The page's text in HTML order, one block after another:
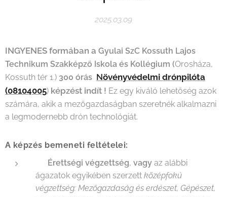
2025.03.09
INGYENES formában a Gyulai SzC Kossuth Lajos
Technikum Szakképző Iskola és Kollégium (Orosháza,
Kossuth tér 1.) 300 órás Növényvédelmi drónpilóta
(08104005) képzést indít ! Ez egy kiváló lehetőség azok
számára, akik a mezőgazdaságban szeretnék alkalmazni
a legmodernebb drón technológiát.
A képzés bemeneti feltételei:
Érettségi végzettség, vagy az alábbi
ágazatok egyikében szerzett középfokú
végzettség: Mezőgazdaság és erdészet, Gépészet,